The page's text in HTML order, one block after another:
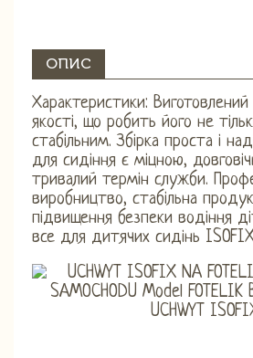
ОПИС
Характеристики: Виготовлений
якості, що робить його не
стабільним. Збірка проста і
для сидіння є міцною,
тривалий термін служби.
виробництво, стабільна
підвищення безпеки водіння
все для дитячих сидінь